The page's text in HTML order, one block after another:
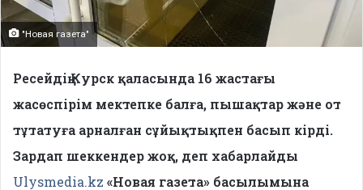
"Новая газета"
Ресейдің Курск қаласында 16 жастағы
жасөспірім мектепке балға, пышақтар және от
тұтатуға арналған сұйықтықпен басып кірді.
Зардап шеккендер жоқ, деп хабарлайды
Ulysmedia.kz «Новая газета» басылымына